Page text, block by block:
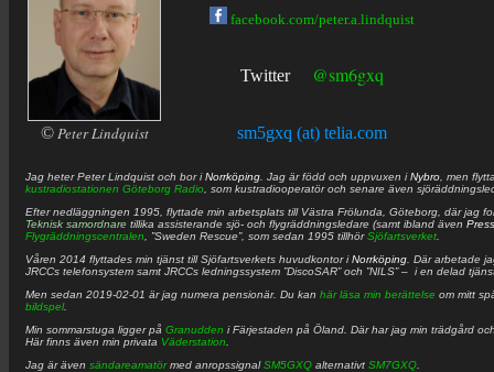
© Peter Lindquist
facebook.com/peter.a.lindquist
Twitter @sm6gxq
sm5gxq (at) telia.com
Jag heterPeter Lindquist och bor iNorrköping . Jag är född och uppvuxen iNybro , men
kustradiostationen Göteborg Radio , som kustradiooperatör och senare även
Efter nedläggningen 1995, flyttade min arbetsplats till Västra Frölunda, Göteborg, där jag
Teknisk samordnare tillika assisterande sjö- och flygräddningsledare (samt ibland även
Flygräddningscentralen , ”Sweden Rescue”, som sedan 1995 tillhörSjöfartsverket
Våren 2014 flyttades min tjänst till Sjöfartsverkets huvudkontor iNorrköping . Där arbetade
JRCCs telefonsystem samt JRCCs ledningssystem ”DiscoSAR” och ”NILS” – i en delad
Men sedan 2019-02-01 är jag numera pensionär. Du kan här läsa min berättelse om mitt
bildspel.
Min sommarstuga ligger på Granudden i Färjestaden på Öland. Där har jag min trädgård
Här finns även min privata Väderstation
Jag är även sändareamatörmed anropssignalSM5GXQ alternativt SM7GXQ